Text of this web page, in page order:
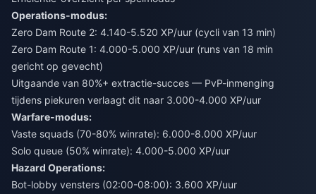
Operations-modus:
Zero Dam Route 2: 4.140-5.520 XP/uur (cycli van 13 min)
Zero Dam Route 1: 4.000-5.000 XP/uur (runs van 18 min
gericht op gevecht)
Uitgaande van 80%+ extractie-succes — PvP-inmenging
tijdens piekuren verlaagt dit naar 3.000-4.000 XP/uur
Warfare-modus:
Vaste squads (70-80% winrate): 6.000-8.000 XP/uur
Solo queue (50% winrate): 4.000-5.000 XP/uur
Hazard Operations:
Bot-lobby vensters (02:00-08:00): 3.600 XP/uur